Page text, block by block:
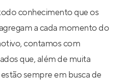
conhecimento que os
a cada momento do
contamos com
que, além de muita
sempre em busca de